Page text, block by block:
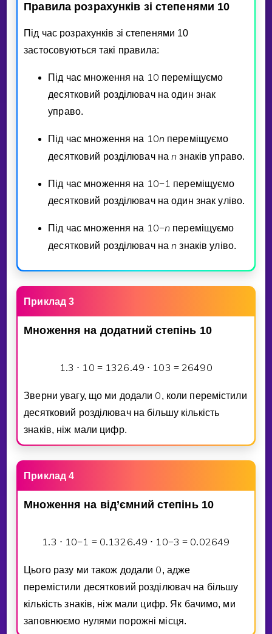
Правила розрахункiв зi степенями 10
Пiд час розрахункiв зi степенями 10
застосовуються такi правила:
Пiд час множення на 10 перемiщуємо
десятковий роздiлювач на один знак
управо.
Пiд час множення на 10nперемiщуємо
десятковий роздiлювач на n знакiв управо.
Пiд час множення на 10−1 перемiщуємо
десятковий роздiлювач на один знак улiво.
Пiд час множення на 10−n перемiщуємо
десятковий роздiлювач на n знакiв улiво.
Приклад 3
Множення на додатний степiнь 10
1.3 ⋅ 10 = 1326.49 ⋅ 103 = 26490
Зверни увагу, що ми додали 0, коли перемiстили
десятковий роздiлювач на бiльшу кiлькiсть
знакiв, нiж мали цифр.
Приклад 4
Множення на вiд’ємний степiнь 10
1.3 ⋅ 10−1 = 0.1326.49 ⋅ 10−3 = 0.02649
Цього разу ми також додали 0, адже
перемiстили десятковий роздiлювач на бiльшу
кiлькiсть знакiв, нiж мали цифр. Як бачимо, ми
заповнюємо нулями порожнi мiсця.